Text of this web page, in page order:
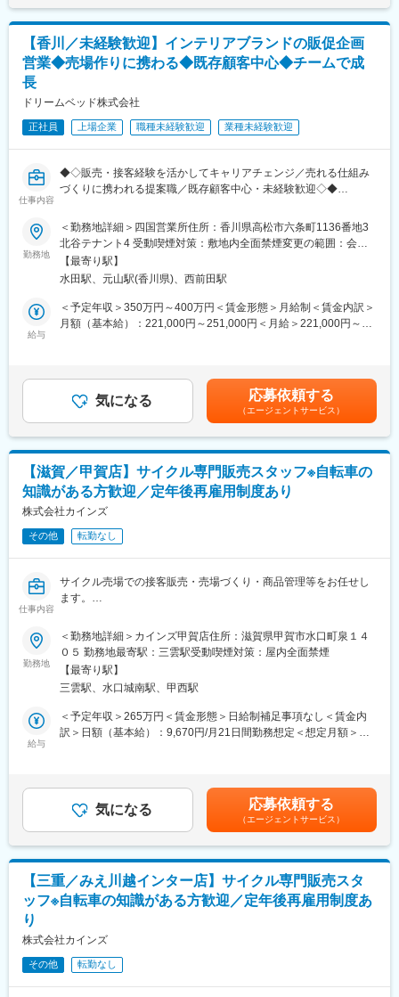
販売・接客経験を活かして、企画提案や販促領域へキャリアを広
げたい方に最適な環境です。
変更の範囲：会社の定める業務
【具体的には…】
■技術を活かしたサービス
自転車の組立整備やパンク修理、ブレーキゴムの取り替えなど、
ートします。
しましょう。
サイクル売場では最新のサイクルトレンドをキャッチし、陳列や
ディスプレイの工夫を通じて、魅力的な売場づくりに取り組んで
ーーーーーーーーーーーー
■カインズオリジナル商品が充実：カインズにはグッドデザイン賞
を受賞している魅力的なオリジナル商品が多く、種類も充実。し
かも低価格だからお客様に自信を持ってご提供できます。
ITを使ってこれまでにない店頭体験を提供していきます。お客様
の買い物が便利になっていくことを日々感じられる環境です。
「常に良いものを低価格で提供すること」をモットーに、商品の
企画、製造、販売すべての工程を一貫して行い「常に無駄なコス
トを削減する」ことを実現しています。DIY関連商品から生活必需
品、衣料、家具、ペット、園芸などの多彩な商品構成を持ってお
り、トータルなライフスタイルの提案を行う当社では、製造を委
託した海外工場とも綿密な連携をとり、品質管理には徹底的にこ
だわっています。
【香川／未経験歓迎】インテリアブランドの販促企画
営業◆売場作りに携わる◆既存顧客中心◆チームで成
長
ドリームベッド株式会社
正社員 上場企業 職種未経験歓迎 業種未経験歓迎
仕事内容
◆◇販売・接客経験を活かしてキャリアチェンジ／売れる仕組み
づくりに携われる提案職／既存顧客中心・未経験歓迎◇◆
★販売経験や接客経験を活かしながら営業スキルを身につけられ
る環境です。
★単なる商品提案ではなく、売場づくりや販促企画など「売れる
仕組み」を考える面白さがあります。
★既存顧客との長期的な関係構築が中心で、チームで協力しなが
ら成長できる風土が根付いています。
商品を紹介するだけではなく、お客様が商品を手に取りたくなる
売場づくりや販促施策を考え、店舗ごとの課題解決に取り組むポ
・既存取引先への定期訪問
・売場レイアウトの企画、提案
・販促施策の立案
・店舗担当者との打ち合わせ
・販売応援や接客フォロー
・売上状況の確認、提案資料作成
・展示会や催事の運営サポート
担当店舗を訪問しながら、お客様の声や販売現場の状況を把握
し、より魅力的な売場づくりを進めていただきます。
感じながら企画や提案へ活かすことができます。
■入社後の流れ
入社後は先輩社員との同行を通じて商品知識や商談の進め方を学
未経験の方も安心してスタートできます。広島本社での研修も予
定しており、会社全体で成長をサポートします。
です。賞与に加えてインセンティブ制度も整備。個人だけでなく
チームで成果を目指す風土があり、互いに協力しながらお客様へ
の価値提供を追求しています。
販売・接客経験を活かして、企画提案や販促領域へキャリアを広
げたい方に最適な環境です。
変更の範囲：会社の定める業務
勤務地
＜勤務地詳細＞四国営業所住所：香川県高松市六条町1136番地3
北谷テナント4 受動喫煙対策：敷地内全面禁煙変更の範囲：会社
の定める事業所
【最寄り駅】
水田駅、元山駅(香川県)、西前田駅
給与
＜予定年収＞350万円～400万円＜賃金形態＞月給制＜賃金内訳＞
月額（基本給）：221,000円～251,000円＜月給＞221,000円～
力を考慮し決定します。■賞与とは別に成果インセンティブがござ
います（年2回）。0円～260,000円の支給あり※役職・評価によっ
て変動いたします。賃金はあくまでも目安の金額であり、選考を
通じて上下する可能性があります。月給(月額)は固定手当を含めた
表記です。
気になる 応募依頼する
（エージェントサービス）
【滋賀／甲賀店】サイクル専門販売スタッフ※自転車の
知識がある方歓迎／定年後再雇用制度あり
株式会社カインズ
その他 転勤なし
仕事内容
サイクル売場での接客販売・売場づくり・商品管理等をお任せし
ます。
・組立整備、パンク修理、注文受付
・ブレーキゴムの取り替え、調整
・お客様からの相談対応、アドバイザーとして活躍していただき
ます。
◎サイクル売場では、お客様とのコミュニケーションが欠かせま
せん。
パンクや故障の修理が完了した時のお客様が喜ぶ姿は、私たちに
とっても大きな喜びです。
お客様との交流を通じて、一緒に自転車の楽しさを分かち合いま
【具体的には…】
■技術を活かしたサービス
自転車の組立整備やパンク修理、ブレーキゴムの取り替えなど、
ートします。
しましょう。
勤務地
＜勤務地詳細＞カインズ甲賀店住所：滋賀県甲賀市水口町泉１４
０５ 勤務地最寄駅：三雲駅受動喫煙対策：屋内全面禁煙
【最寄り駅】
三雲駅、水口城南駅、甲西駅
給与
＜予定年収＞265万円＜賃金形態＞日給制補足事項なし＜賃金内
訳＞日額（基本給）：9,670円/月21日間勤務想定＜想定月額＞
の方は月額別途支給自転車安全整備士：2,000円賃金はあくまでも
目安の金額であり、選考を通じて上下する可能性があります。月
給(月額)は固定手当を含めた表記です。
気になる 応募依頼する
（エージェントサービス）
【三重／みえ川越インター店】サイクル専門販売スタ
ッフ※自転車の知識がある方歓迎／定年後再雇用制度あ
り
株式会社カインズ
その他 転勤なし